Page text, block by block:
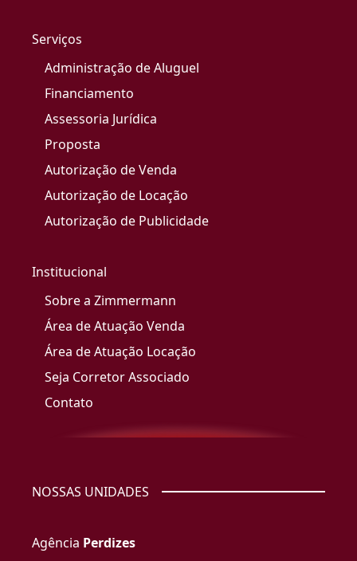
Serviços
Administração de Aluguel
Financiamento
Assessoria Jurídica
Proposta
Autorização de Venda
Autorização de Locação
Autorização de Publicidade
Institucional
Sobre a Zimmermann
Área de Atuação Venda
Área de Atuação Locação
Seja Corretor Associado
Contato
NOSSAS UNIDADES
Agência Perdizes